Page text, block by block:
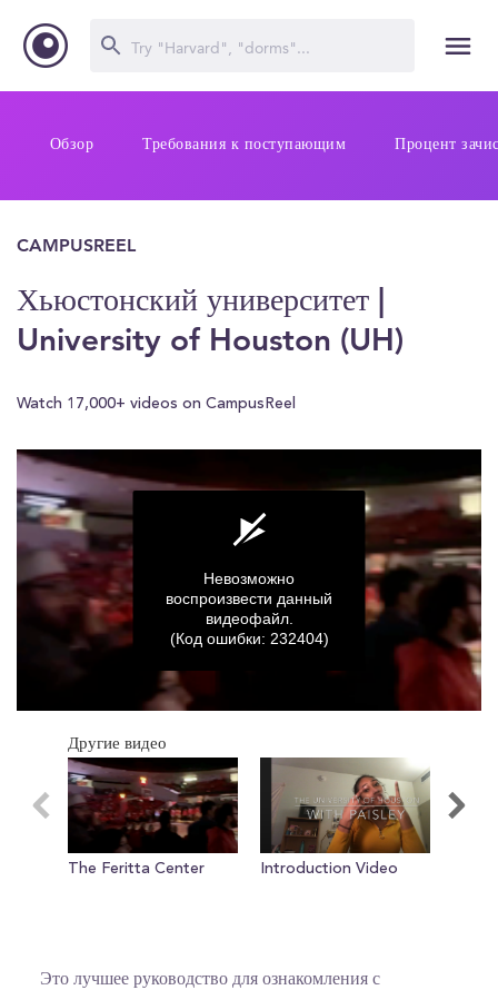
Обзор Требования к поступающим Процент
CAMPUSREEL
Хьюстонский университет |
University of Houston (UH)
Watch 17,000+ videos on CampusReel
seconds
seconds
Невозможно
воспроизвести данный
видеофайл.
(Код ошибки: 232404)
Другие видео
The Feritta Center Introduction Video
Это лучшее руководство для ознакомления с